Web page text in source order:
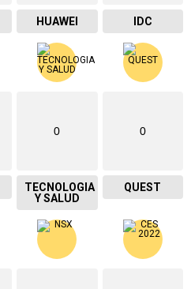
HUAWEI IDC
0
TECNOLOGIA
Y SALUD
0
QUEST